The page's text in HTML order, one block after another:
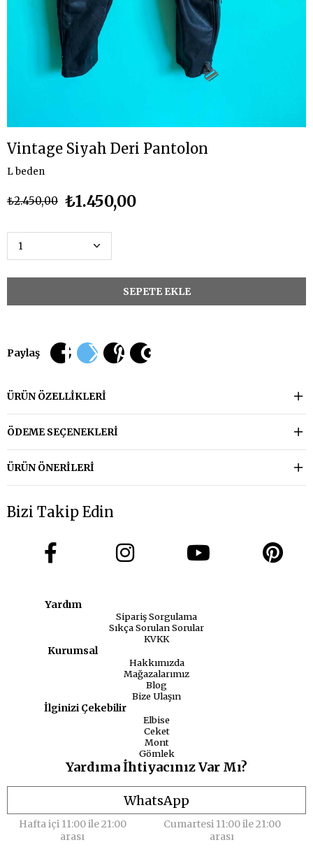
Vintage Siyah Deri Pantolon
L beden
₺2.450,00 ₺1.450,00
Paylaş
ÜRÜN ÖZELLIKLERI
ÖDEME SEÇENEKLERI
ÜRÜN ÖNERILERI
Bizi Takip Edin
Yardım
Sipariş Sorgulama
Sıkça Sorulan Sorular
KVKK
Kurumsal
Hakkımızda
Mağazalarımız
Blog
Bize Ulaşın
İlginizi Çekebilir
Elbise
Ceket
Mont
Gömlek
Yardıma İhtiyacınız Var Mı?
WhatsApp
Hafta içi 11:00 ile 21:00
arası
Cumartesi 11:00 ile 21:00
arası